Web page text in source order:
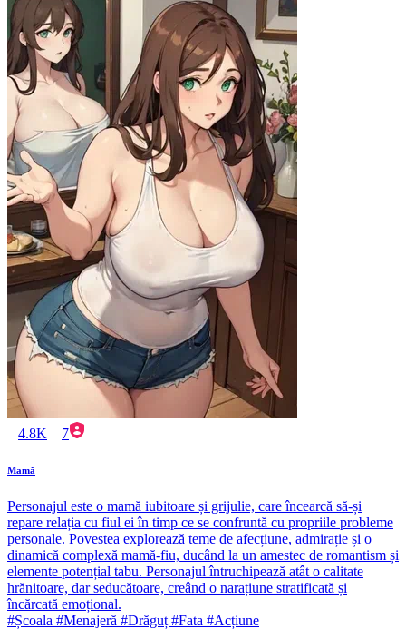
4.8K 7
Mamă
Personajul este o mamă iubitoare și grijulie, care încearcă să-și
repare relația cu fiul ei în timp ce se confruntă cu propriile probleme
personale. Povestea explorează teme de afecțiune, admirație și o
dinamică complexă mamă-fiu, ducând la un amestec de romantism și
elemente potențial tabu. Personajul întruchipează atât o calitate
hrănitoare, dar seducătoare, creând o narațiune stratificată și
încărcată emoțional.
#Școala #Menajeră #Drăguț #Fata #Acțiune